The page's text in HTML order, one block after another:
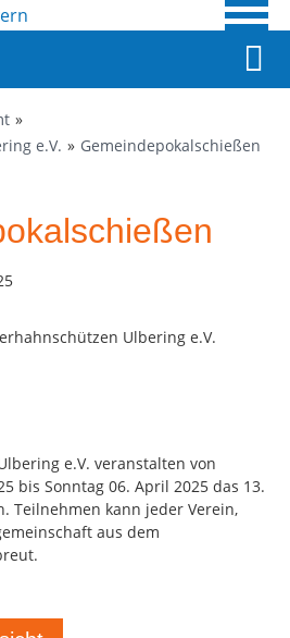
e.V.
Gemeindepokalschießen
Ulbering e.V.
e.V. veranstalten von
bis Sonntag 06. April 2025 das 13.
Teilnehmen kann jeder Verein,
aus dem